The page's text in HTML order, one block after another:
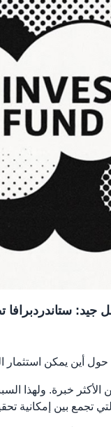
ستاندردبرافا
خبرة. ولهذا